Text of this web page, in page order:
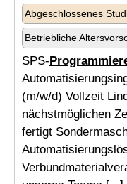
Abgeschlossenes
Betriebliche
SPS-
(m/w/d) Vollzeit
nächstmöglichen
fertigt